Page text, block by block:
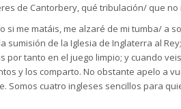
de Cantorbery, qué tribulación/ que no
si me matáis, me alzaré de mi tumba/ a
sumisión de la Iglesia de Inglaterra al
tanto en el juego limpio; y cuando
y los comparto. No obstante apelo a
Somos cuatro ingleses sencillos para